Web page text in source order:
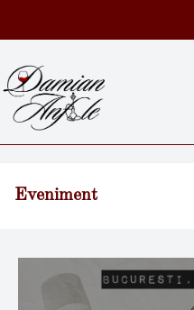
Eveniment